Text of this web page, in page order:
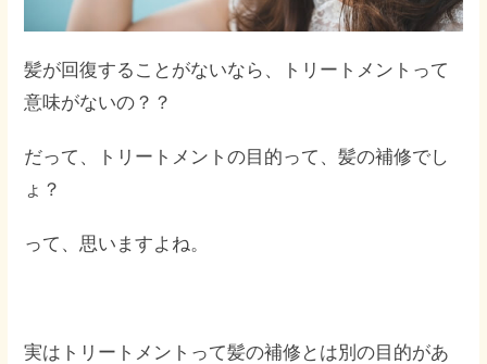
髪が回復することがないなら、トリートメントって
意味がないの？？
だって、トリートメントの目的って、髪の補修でし
ょ？
って、思いますよね。
実はトリートメントって髪の補修とは別の目的があ